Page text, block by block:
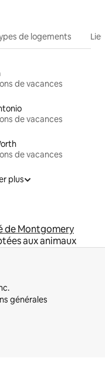
de logements
de vacances
de vacances
de vacances
plus
de Montgomery
aux animaux
générales